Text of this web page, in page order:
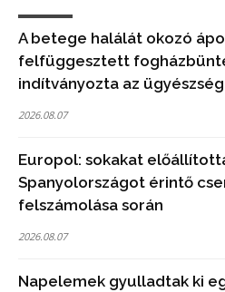
A betege halálát okozó
felfüggesztett
indítványozta az ügyészség
2026.08.07
Europol: sokakat
Spanyolországot érintő
felszámolása során
2026.08.07
Napelemek gyulladtak ki